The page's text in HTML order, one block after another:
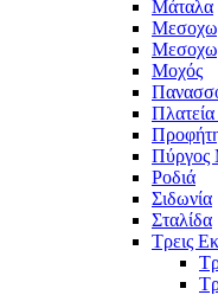
Μάταλα
Μοχός
Πύργος
Ροδιά
Σιδωνία
Σταλίδα
Τρεις